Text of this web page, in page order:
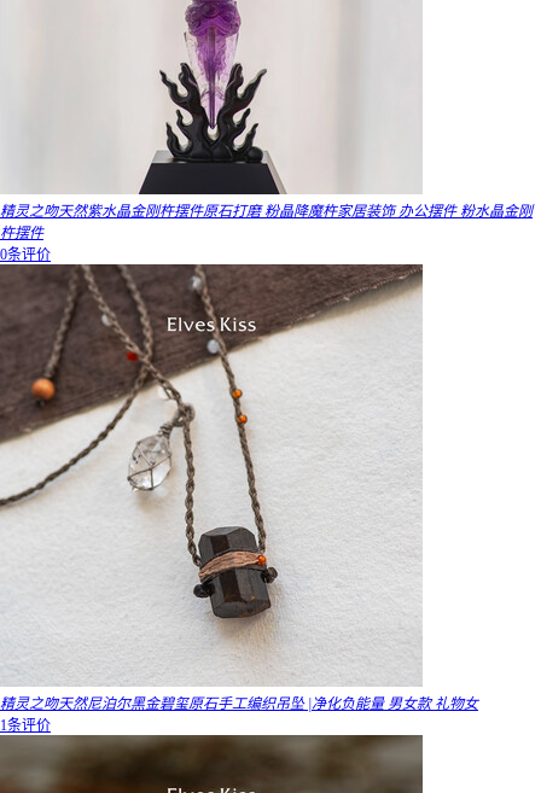
精灵之吻天然紫水晶金刚杵摆件原石打磨 粉晶降魔杵家居装饰 办公摆件 粉水晶金刚
杵摆件
0条评价
精灵之吻天然尼泊尔黑金碧玺原石手工编织吊坠 |净化负能量 男女款 礼物女
1条评价